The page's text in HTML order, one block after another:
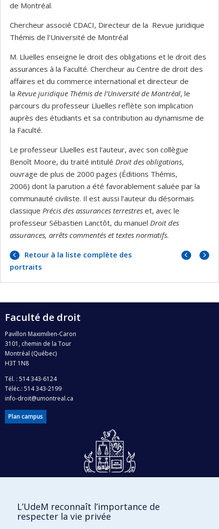
de Montréal.
Chercheur associé CDACI, Directeur de la Revue juridique
Thémis de l'Université de Montréal
M. Lluelles enseigne le droit des obligations et le droit des
assurances à la Faculté. Chercheur au Centre de droit des
affaires et du commerce international et directeur de
la Revue juridique Thémis de l’Université de Montréal, le
parcours du professeur Lluelles reflète son implication
auprès des étudiants et sa contribution au dynamisme de
la Faculté.
Le professeur Lluelles est l’auteur, avec son collègue
Benoît Moore, du traité intitulé Droit des obligations,
ouvrage de plus de 2000 pages (Éditions Thémis,
2006) dont la parution a été favorablement saluée par la
communauté civiliste. Il est aussi l’auteur du désormais
classique Précis des assurances terrestres et, avec le
professeur Sébastien Lanctôt, du manuel Droit des
assurances, arrêts commentés et textes normatifs.
Retour à la liste complète des
portraits
Faculté de droit
Pavillon Maximilien-Caron
3101, chemin de la Tour
Montréal (Québec)
H3T 1N8
Tél. : 514 343-6124
Téléc.: 514 343-2199
info-droit@umontreal.ca
Plan campus
Accès protégé
L’UdeM reconnaît l’importance de
respecter la vie privée